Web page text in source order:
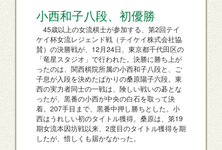
小西和子八段、初優勝
45歳以上の女流棋士が参加する、第2回テイ
ケイ杯女流レジェンド戦（テイケイ株式会社協
賛）の決勝戦が、12月24日、東京都千代田区の
「竜星スタジオ」で行われた。決勝に勝ち上が
ったのは、関西棋院所属の小西和子八段と、ご
子息が入段を決めたばかりの桑原陽子六段。東
西の実力者同士の一戦は、険しい戦いの碁とな
ったが、黒番の小西が中央の白石を取って決
着。207手目まで、黒番中押し勝ちとした。小
西はうれしい初のタイトル獲得。桑原は、第19
期女流本因坊戦以来、2度目のタイトル獲得を期
したが、惜しくも届かなかった。